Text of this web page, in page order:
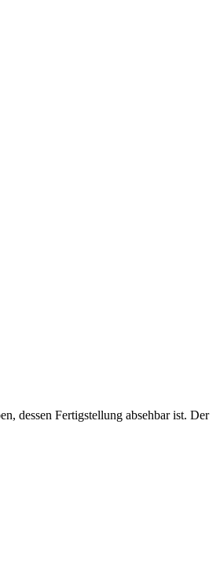
dessen Fertigstellung absehbar ist. Der